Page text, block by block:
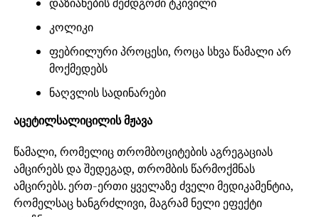
დაზიანების შემდგომი ტკივილი
კოლიკი
ფებრილური პროცესი, როცა სხვა წამალი არ
მოქმედებს
ნაღვლის სადინარები
აცეტილსალიცილის მჟავა
წამალი, რომელიც თრომბოციტების აგრეგაციას
ამცირებს და შედეგად, თრომბის წარმოქმნას
ამცირებს. ერთ-ერთი ყველაზე ძველი მედიკამენტია,
რომელსაც ხანგრძლივი, მაგრამ ნელი ეფექტი